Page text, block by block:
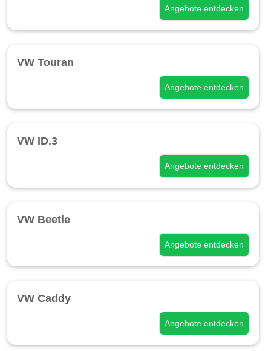
Angebote entdecken
VW Touran
Angebote entdecken
VW ID.3
Angebote entdecken
VW Beetle
Angebote entdecken
VW Caddy
Angebote entdecken